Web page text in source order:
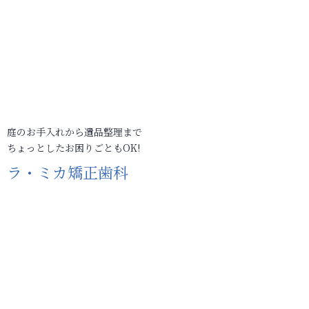
庭のお手入れから遺品整理まで
ちょっとしたお困りごともOK!
ラ・ミカ矯正歯科